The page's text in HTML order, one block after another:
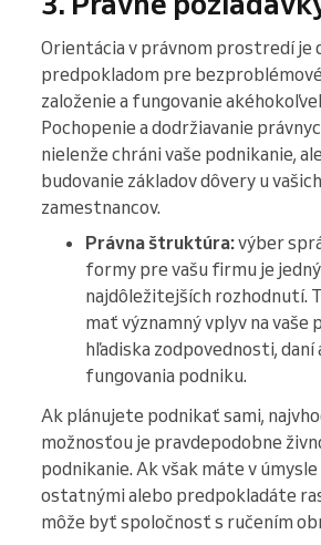
Orientácia v právnom prostredí je
predpokladom pre
založenie a fungovanie
Pochopenie a dodržiavanie
nielenže chráni vaše podnikanie,
budovanie základov dôvery u
zamestnancov.
Právna štruktúra:výber
formy pre vašu firmu je
najdôležitejších rozhodnutí.
mať významný vplyv na vaše
hľadiska zodpovednosti, daní
fungovania podniku.
Ak plánujete podnikať sami,
možnosťou je pravdepodobne
podnikanie. Ak však máte v
ostatnými alebo predpokladáte
môže byť spoločnosť s ručením